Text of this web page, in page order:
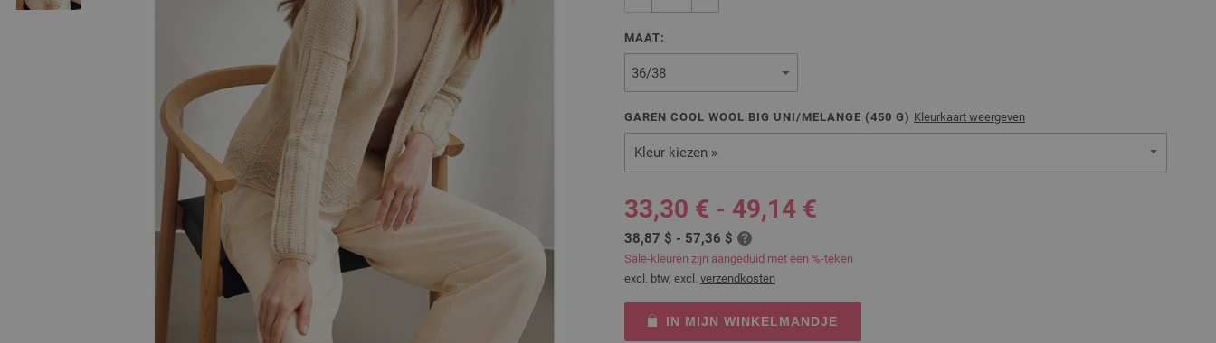
MAAT:
GAREN COOL WOOL BIG UNI/MELANGE (450 G) Kleurkaart weergeven
Kleur kiezen »
33,30 € - 49,14 €
38,87 $ - 57,36 $
Sale-kleuren zijn aangeduid met een %-teken
excl. btw, excl. verzendkosten
IN MIJN WINKELMANDJE